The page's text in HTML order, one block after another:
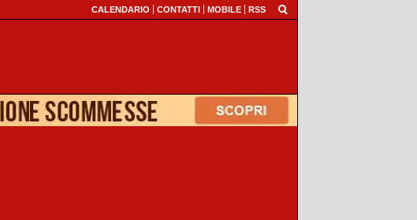
CALENDARIO CONTATTI MOBILE RSS